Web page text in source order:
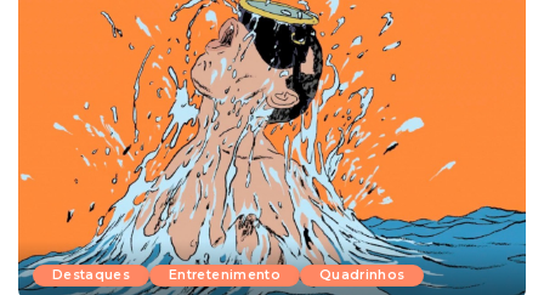
Destaques Entretenimento Quadrinhos